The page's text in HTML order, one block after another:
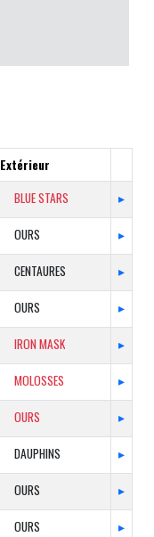
Extérieur
BLUE STARS ▸
OURS ▸
CENTAURES ▸
OURS ▸
IRON MASK ▸
MOLOSSES ▸
OURS ▸
DAUPHINS ▸
OURS ▸
OURS ▸